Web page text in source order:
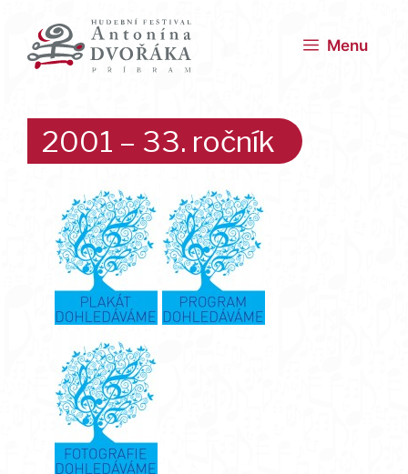
obsah
Menu
2001 – 33. ročník